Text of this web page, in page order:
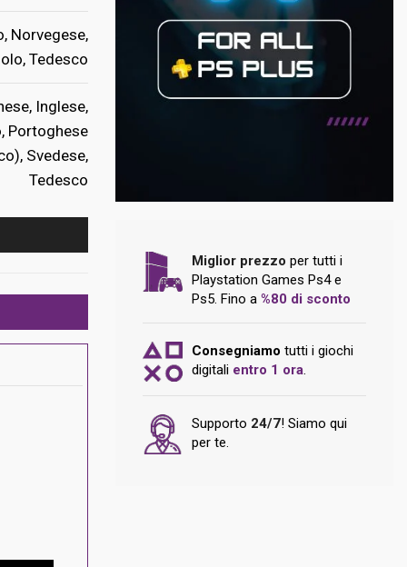
Norvegese,
Tedesco
Inglese,
Portoghese
Svedese,
Tedesco
Miglior prezzo per tutti i
Playstation Games Ps4 e
Ps5. Fino a %80 di sconto
Consegniamo tutti i giochi
digitali entro 1 ora.
Supporto 24/7! Siamo qui
per te.